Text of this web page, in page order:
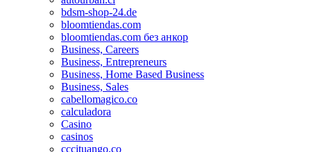
bdsm-shop-24.de
bloomtiendas.com
bloomtiendas.com без анкор
Business, Careers
Business, Entrepreneurs
Business, Home Based Business
Business, Sales
cabellomagico.co
calculadora
Casino
casinos
cccituango.co